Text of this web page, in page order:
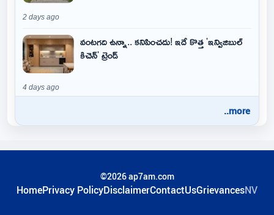
2 days ago
వంటగది ఉన్నా.. కనిపించదు! ఇదే కొత్త 'ఇన్విజిబుల్
కిచెన్' ట్రెండ్
4 days ago
..more
©2026 ap7am.com
HomePrivacy PolicyDisclaimerContactUsGrievancesNV